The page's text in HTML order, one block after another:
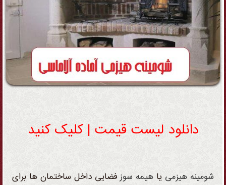
دانلود لیست قیمت | کلیک کنید
شومینه هیزمی یا هیمه سوزفضایی داخل ساختمان ها برای